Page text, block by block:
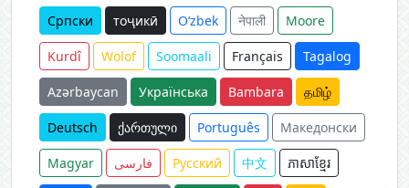
Српски тоҷикӣ O‘zbek नेपाली Moore
Kurdî Wolof Soomaali Français Tagalog
Azərbaycan Українська Bambara தமிழ்
Deutsch ქართული Português Македонски
Magyar فارسی Русский 中文 ភាសាខ្មែរ